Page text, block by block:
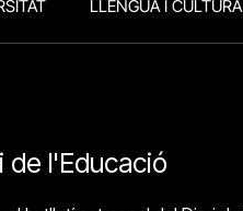
LLENGUA I CULTURA